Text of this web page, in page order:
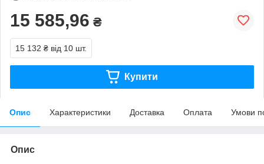
15 585,96 ₴
15 132 ₴ від 10 шт.
Купити
Опис Характеристики Доставка Оплата Умови
Опис